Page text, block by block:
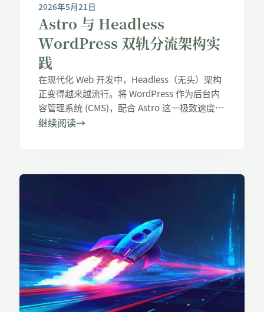
2026年5月21日
Astro 与 Headless
WordPress 双轨分流架构实
践
在现代化 Web 开发中，Headless（无头）架构
正变得越来越流行。将 WordPress 作为后台内
容管理系统 (CMS)，配合 Astro 这一极致速度的
静态站点生成器 (SSG)，可以同时获得
静态页面的秒开快感。然而，在实际部署中，尤
内弱网直连和国外 CDN 边缘加速，是一道必须
轨分流架构。这套方案不仅 […]
继续阅读→